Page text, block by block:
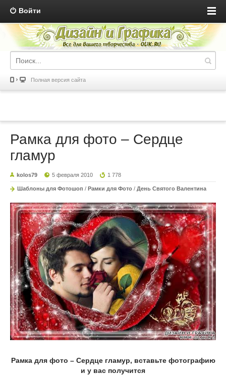
Войти
Полная версия сайта
Рамка для фото – Сердце
гламур
kolos79 5 февраля 2010 1 778
Шаблоны для Фотошоп / Рамки для Фото / День Святого Валентина
Рамка для фото – Сердце гламур, вставьте фотографию
и у вас получится